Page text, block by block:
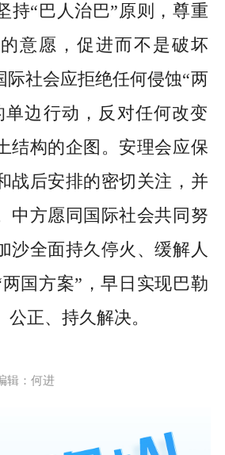
持“巴人治巴”原则，尊重
意愿，促进而不是破坏
际社会应拒绝任何侵蚀“两
单边行动，反对任何改变
结构的企图。安理会应保
战后安排的密切关注，并
中方愿同国际社会共同努
沙全面持久停火、缓解人
国方案”，早日实现巴勒
正、持久解决。
辑：何进